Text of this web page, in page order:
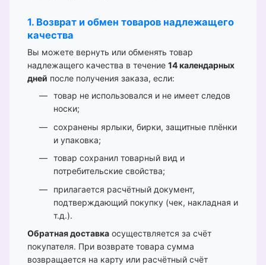
1. Возврат и обмен товаров надлежащего
качества
Вы можете вернуть или обменять товар
надлежащего качества в течение 14 календарных
дней после получения заказа, если:
товар не использовался и не имеет следов
носки;
сохранены ярлыки, бирки, защитные плёнки
и упаковка;
товар сохранил товарный вид и
потребительские свойства;
прилагается расчётный документ,
подтверждающий покупку (чек, накладная и
т.д.).
Обратная доставка осуществляется за счёт
покупателя. При возврате товара сумма
возвращается на карту или расчётный счёт